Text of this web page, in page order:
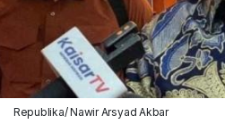
Republika/ Nawir Arsyad Akbar